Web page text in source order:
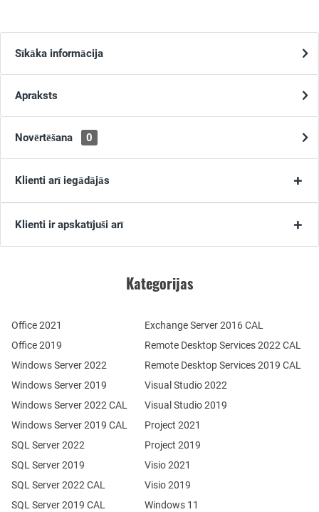
Sīkāka informācija
Apraksts
Novērtēšana 0
Klienti arī iegādājās
Klienti ir apskatījuši arī
Kategorijas
Office 2021
Office 2019
Windows Server 2022
Windows Server 2019
SQL Server 2022
SQL Server 2019
Windows Server 2022 CAL
Windows Server 2019 CAL
SQL Server 2022 CAL
SQL Server 2019 CAL
Remote Desktop Services 2022 CAL
Remote Desktop Services 2019 CAL
Exchange Server 2016 CAL
Visual Studio 2022
Visual Studio 2019
Project 2021
Project 2019
Visio 2021
Visio 2019
Windows 11